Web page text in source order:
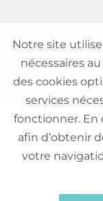
Notre site
nécessaires
des cookies
services
fonctionner. En
afin d’obtenir
votre